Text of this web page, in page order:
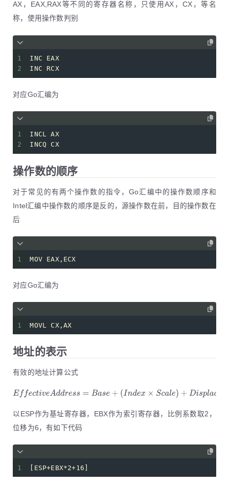
AX，EAX,RAX等不同的寄存器名称，只使用AX，CX，等名
称，使用操作数判别
1
2
INC EAX
INC RCX
对应Go汇编为
1
2
INCL AX
INCQ CX
操作数的顺序
对于常见的有两个操作数的指令，Go汇编中的操作数顺序和
Intel汇编中操作数的顺序是反的，源操作数在前，目的操作数在
后
1 MOV EAX,ECX
对应Go汇编为
1 MOVL CX,AX
地址的表示
有效的地址计算公式
以ESP作为基址寄存器，EBX作为索引寄存器，比例系数取2，
位移为6，有如下代码
1 [ESP+EBX*2+16]